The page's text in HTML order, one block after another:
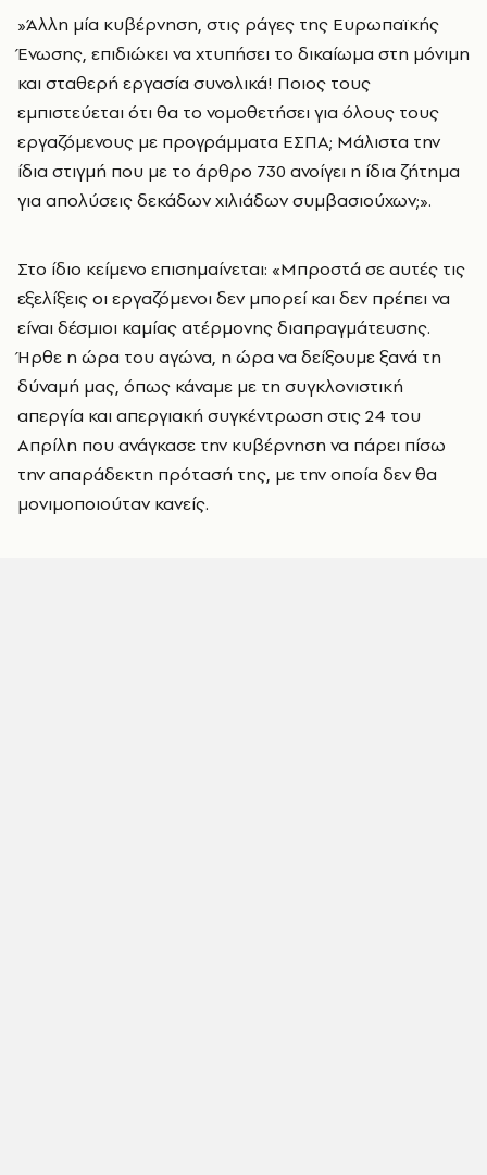
»Άλλη μία κυβέρνηση, στις ράγες της Ευρωπαϊκής
Ένωσης, επιδιώκει να χτυπήσει το δικαίωμα στη μόνιμη
και σταθερή εργασία συνολικά! Ποιος τους
εμπιστεύεται ότι θα το νομοθετήσει για όλους τους
εργαζόμενους με προγράμματα ΕΣΠΑ; Μάλιστα την
ίδια στιγμή που με το άρθρο 730 ανοίγει η ίδια ζήτημα
για απολύσεις δεκάδων χιλιάδων συμβασιούχων;».
Στο ίδιο κείμενο επισημαίνεται: «Μπροστά σε αυτές τις
εξελίξεις οι εργαζόμενοι δεν μπορεί και δεν πρέπει να
είναι δέσμιοι καμίας ατέρμονης διαπραγμάτευσης.
Ήρθε η ώρα του αγώνα, η ώρα να δείξουμε ξανά τη
δύναμή μας, όπως κάναμε με τη συγκλονιστική
απεργία και απεργιακή συγκέντρωση στις 24 του
Απρίλη που ανάγκασε την κυβέρνηση να πάρει πίσω
την απαράδεκτη πρότασή της, με την οποία δεν θα
μονιμοποιούταν κανείς.